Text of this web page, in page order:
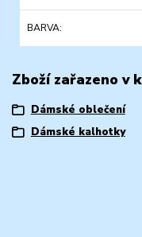
BARVA
Zboží zařazeno v
Dámské oblečení
Dámské kalhotky